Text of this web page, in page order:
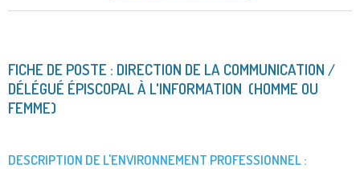
FICHE DE POSTE : DIRECTION DE LA COMMUNICATION /
DÉLÉGUÉ ÉPISCOPAL À L'INFORMATION (HOMME OU
FEMME)
DESCRIPTION DE L'ENVIRONNEMENT PROFESSIONNEL :